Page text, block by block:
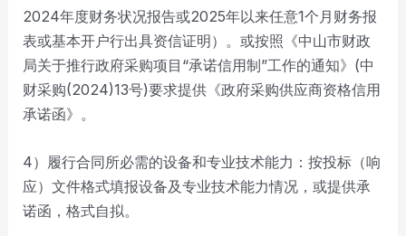
2024年度财务状况报告或2025年以来任意1个月财务报
表或基本开户行出具资信证明）。或按照《中山市财政
局关于推行政府采购项目“承诺信用制”工作的通知》(中
财采购(2024)13号)要求提供《政府采购供应商资格信用
承诺函》。
4）履行合同所必需的设备和专业技术能力：按投标（响
应）文件格式填报设备及专业技术能力情况，或提供承
诺函，格式自拟。